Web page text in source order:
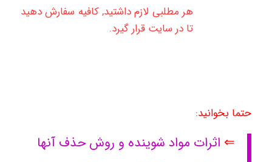
هر مطلبی لازم داشتید, کافیه سفارش دهید
تا در سایت قرار گیرد.
حتما بخوانید:
⇐ اثرات مواد شوینده و روش حذف آنها